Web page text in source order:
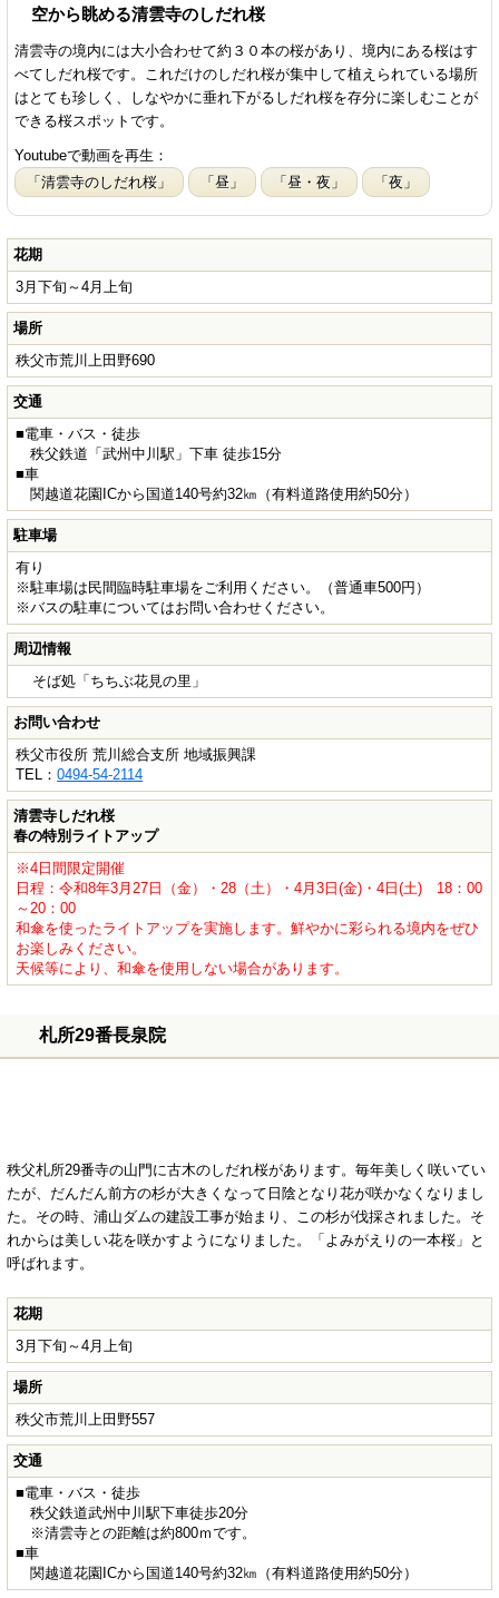
空から眺める清雲寺のしだれ桜
清雲寺の境内には大小合わせて約３０本の桜があり、境内にある桜はす
べてしだれ桜です。これだけのしだれ桜が集中して植えられている場所
はとても珍しく、しなやかに垂れ下がるしだれ桜を存分に楽しむことが
できる桜スポットです。
Youtubeで動画を再生：
「清雲寺のしだれ桜」
「昼」 「昼・夜」 「夜」
花期
3月下旬～4月上旬
場所
秩父市荒川上田野690
交通
■電車・バス・徒歩
秩父鉄道「武州中川駅」下車 徒歩15分
■車
関越道花園ICから国道140号約32㎞（有料道路使用約50分）
駐車場
有り
※駐車場は民間臨時駐車場をご利用ください。（普通車500円）
※バスの駐車についてはお問い合わせください。
周辺情報
そば処「ちちぶ花見の里」
お問い合わせ
秩父市役所 荒川総合支所 地域振興課
TEL：0494-54-2114
清雲寺しだれ桜
春の特別ライトアップ
※4日間限定開催
日程：令和8年3月27日（金）・28（土）・4月3日(金)・4日(土) 18：00
～20：00
和傘を使ったライトアップを実施します。鮮やかに彩られる境内をぜひ
お楽しみください。
天候等により、和傘を使用しない場合があります。
札所29番長泉院
秩父札所29番寺の山門に古木のしだれ桜があります。毎年美しく咲いてい
たが、だんだん前方の杉が大きくなって日陰となり花が咲かなくなりまし
た。その時、浦山ダムの建設工事が始まり、この杉が伐採されました。そ
れからは美しい花を咲かすようになりました。「よみがえりの一本桜」と
呼ばれます。
花期
3月下旬～4月上旬
場所
秩父市荒川上田野557
交通
■電車・バス・徒歩
秩父鉄道武州中川駅下車徒歩20分
※清雲寺との距離は約800ｍです。
■車
関越道花園ICから国道140号約32㎞（有料道路使用約50分）